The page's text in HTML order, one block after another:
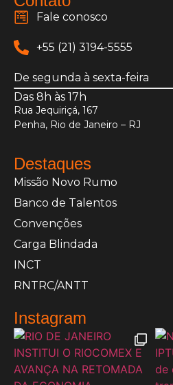
Fale conosco
+55 (21) 3194-5555
De segunda à sexta-feira
Das 8h às 17h
Rua Jequiriçá, 167
Penha, Rio de Janeiro – RJ
Destaques
Missão Novo Rumo
Banco de Talentos
Convenções
Carga Blindada
INCT
RNTRC/ANTT
Instagram